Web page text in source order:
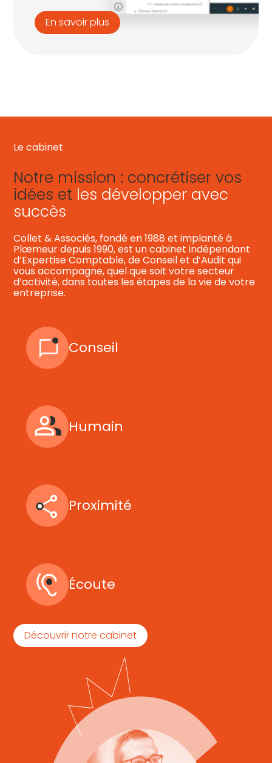
En savoir plus
Le cabinet
Notre mission : concrétiser vos
idées et les développer avec
succès
Collet & Associés, fondé en 1988 et implanté à
Plœmeur depuis 1990, est un cabinet indépendant
d’Expertise Comptable, de Conseil et d’Audit qui
vous accompagne, quel que soit votre secteur
d’activité, dans toutes les étapes de la vie de votre
entreprise.
Conseil
Humain
Proximité
Écoute
Découvrir notre cabinet